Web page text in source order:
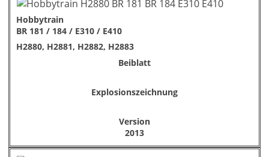
Hobbytrain
BR 181 / 184 / E310 / E410
H2880, H2881, H2882, H2883
Beiblatt
Explosionszeichnung
Version
2013